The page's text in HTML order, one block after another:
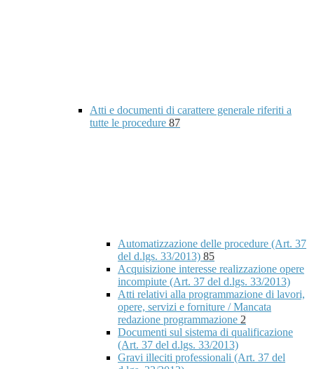
Atti e documenti di carattere generale riferiti a
tutte le procedure 87
Automatizzazione delle procedure (Art. 37
del d.lgs. 33/2013) 85
Acquisizione interesse realizzazione opere
incompiute (Art. 37 del d.lgs. 33/2013)
Atti relativi alla programmazione di lavori,
opere, servizi e forniture / Mancata
redazione programmazione 2
Documenti sul sistema di qualificazione
(Art. 37 del d.lgs. 33/2013)
Gravi illeciti professionali (Art. 37 del